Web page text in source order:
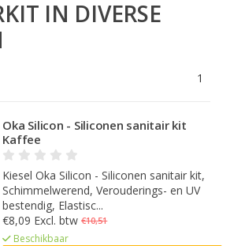
IN DIVERSE
1
Oka Silicon - Siliconen sanitair kit
Kaffee
Kiesel Oka Silicon - Siliconen sanitair kit,
Schimmelwerend, Verouderings- en UV
bestendig, Elastisc...
€8,09 Excl. btw €10,51
Beschikbaar